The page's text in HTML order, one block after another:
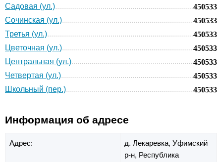
Садовая (ул.)
450533
Сочинская (ул.)
450533
Третья (ул.)
450533
Цветочная (ул.)
450533
Центральная (ул.)
450533
Четвертая (ул.)
450533
Школьный (пер.)
450533
Информация об адресе
Адрес: д. Лекаревка, Уфимский
р-н, Республика